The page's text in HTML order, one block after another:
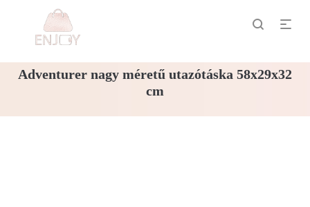
Adventurer nagy méretű utazótáska 58x29x32
cm